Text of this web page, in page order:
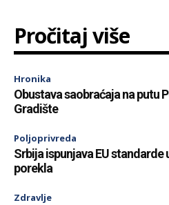
Pročitaj više
Hronika
Obustava saobraćaja na putu
Gradište
Poljoprivreda
Srbija ispunjava EU
porekla
Zdravlje